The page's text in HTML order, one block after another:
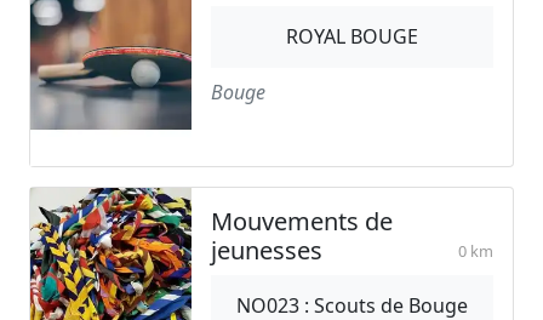
ROYAL BOUGE
Bouge
Mouvements de
jeunesses
0 km
NO023 : Scouts de Bouge